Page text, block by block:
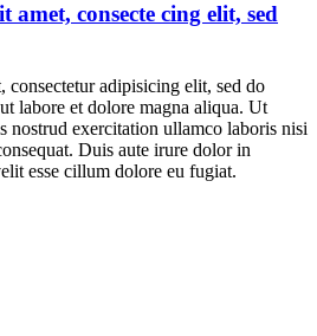
consecte cing elit, sed
consectetur adipisicing elit, sed do
labore et dolore magna aliqua. Ut
nostrud exercitation ullamco laboris nisi
Duis aute irure dolor in
esse cillum dolore eu fugiat.